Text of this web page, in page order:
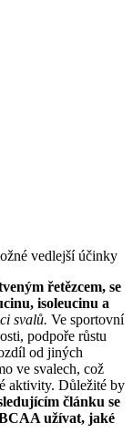
vedlejší účinky
řetězcem, se
isoleucinu a
svalů. Ve sportovní
podpoře růstu
od jiných
ve svalech, což
aktivity. Důležité by
článku se
užívat, jaké